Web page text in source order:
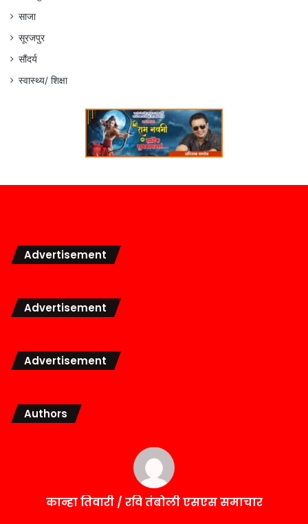
साजा
सूरजपुर
सौंदर्य
स्वास्थ्य/ शिक्षा
Advertisement
Advertisement
Advertisement
Authors
कान्हा तिवारी / रवि तंबोली एसएस समाचार